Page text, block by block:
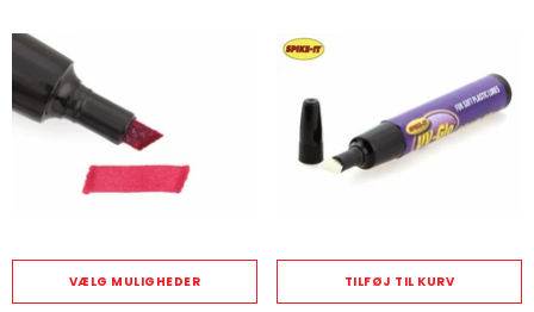
VÆLG MULIGHEDER TILFØJ TIL KURV